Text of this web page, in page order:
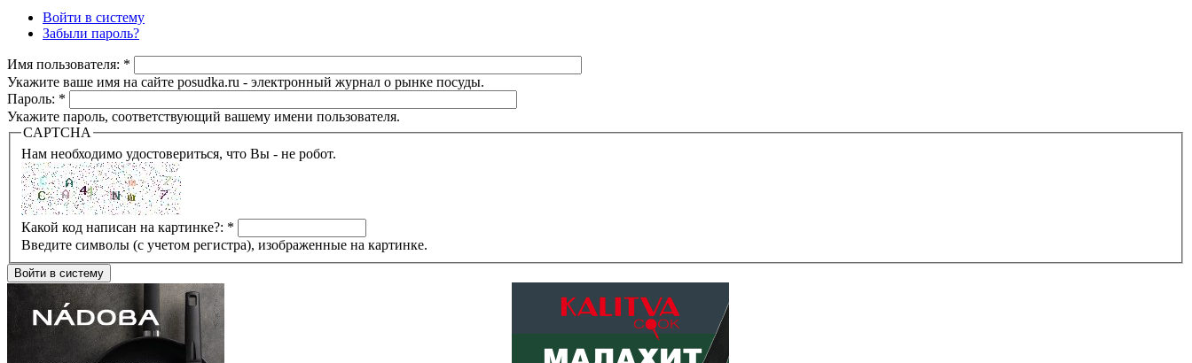
Войти в систему
Забыли пароль?
Имя пользователя: *
Укажите ваше имя на сайте posudka.ru - электронный журнал о рынке посуды.
Пароль: *
Укажите пароль, соответствующий вашему имени пользователя.
CAPTCHA
Нам необходимо удостовериться, что Вы - не робот.
Какой код написан на картинке?: *
Введите символы (с учетом регистра), изображенные на картинке.